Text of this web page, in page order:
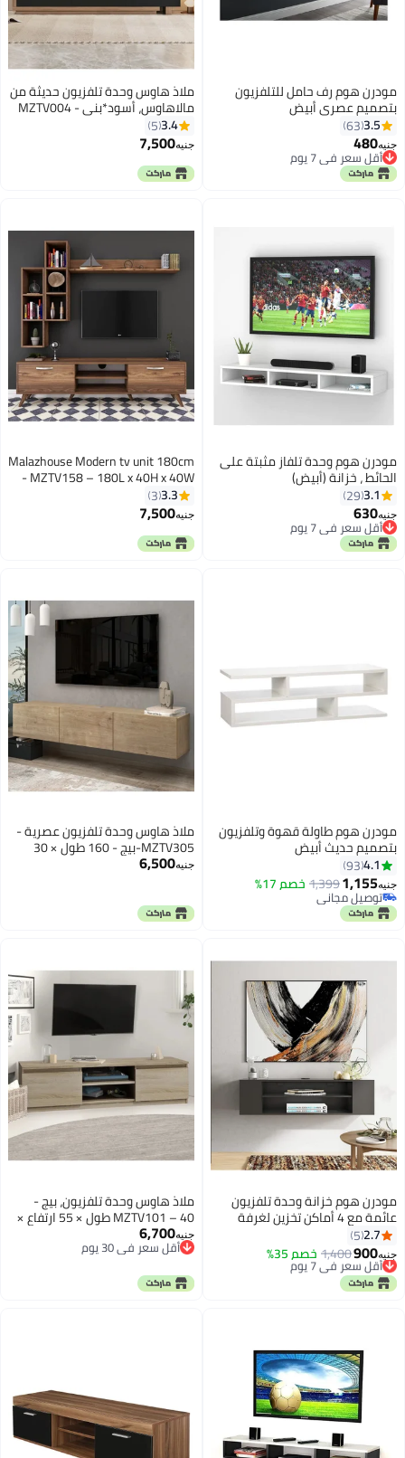
مودرن هوم رف حامل للتلفزيون
بتصميم عصري أبيض
110x24x15سم
3.5
63
جنيه480
أقل سعر في 7 يوم
أقل سعر في 7 يوم
ملاذ هاوس وحدة تلفزيون حديثة من
مالاهاوس، أسود*بني - MZTV004
3.4
5
جنيه7,500
مودرن هوم وحدة تلفاز مثبتة على
الحائط ، خزانة (أبيض)
3.1
29
جنيه630
أقل سعر في 7 يوم
أقل سعر في 7 يوم
Malazhouse Modern tv unit 180cm
- MZTV158 – 180L x 40H x 40W
3.3
3
جنيه7,500
مودرن هوم طاولة قهوة وتلفزيون
بتصميم حديث أبيض
120x30x45سم
4.1
93
جنيه1,155
1,399خصم 17%
توصيل مجاني
توصيل مجاني
ملاذ هاوس وحدة تلفزيون عصرية -
MZTV305-بيج - 160 طول × 30
ارتفاع × 30 عرض
جنيه6,500
مودرن هوم خزانة وحدة تلفزيون
عائمة مع 4 أماكن تخزين لغرفة
المعيشة ومركز الترفيه
2.7
5
جنيه900
1,400خصم 35% أقل سعر في 7 يوم
توصيل مجاني
أقل سعر في 7 يوم
ملاذ هاوس وحدة تلفزيون، بيج -
MZTV101 – 40 طول × 55 ارتفاع ×
170 عرض
جنيه6,700
أقل سعر في 30 يوم
أقل سعر في 30 يوم